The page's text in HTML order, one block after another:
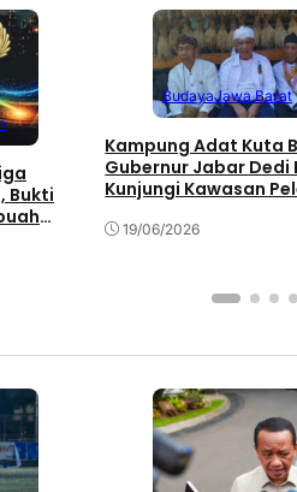
Bukti
BudayaJawa Barat
Kampung Adat Kuta
Gubernur Jabar Dedi
Kunjungi Kawasan
19/06/2026